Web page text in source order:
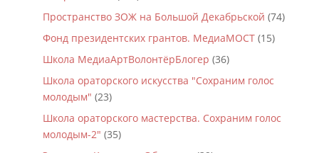
Пространство ЗОЖ на Большой Декабрьской (74)
Фонд президентских грантов. МедиаМОСТ(15)
Школа МедиаАртВолонтёрБлогер (36)
Школа ораторского искусства "Сохраним голос
молодым" (23)
Школа ораторского мастерства. Сохраним голос
молодым-2" (35)